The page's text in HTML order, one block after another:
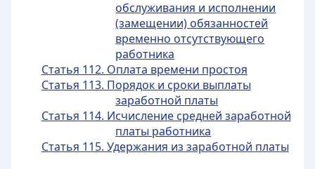
обслуживания и исполнении
(замещении) обязанностей
временно отсутствующего
работника
Статья 112. Оплата времени простоя
Статья 113. Порядок и сроки выплаты
заработной платы
Статья 114. Исчисление средней заработной
платы работника
Статья 115. Удержания из заработной платы